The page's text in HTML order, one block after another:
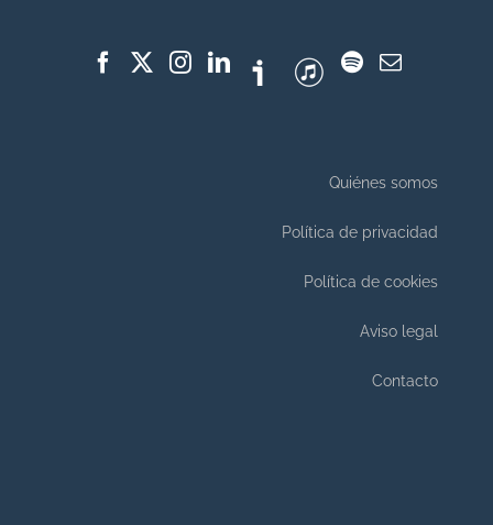
Quiénes somos
Política de privacidad
Política de cookies
Aviso legal
Contacto